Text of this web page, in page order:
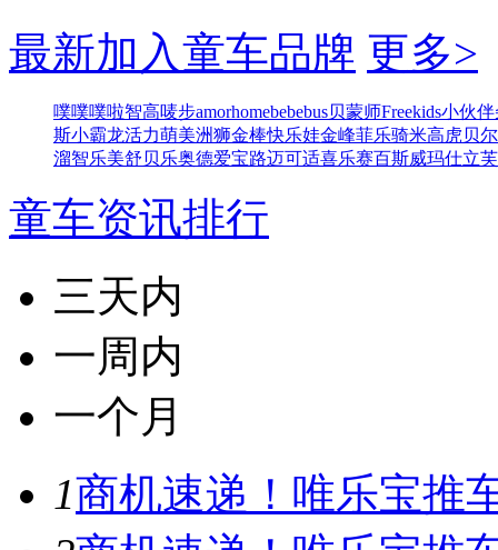
最新加入童车品牌 更多>
噗噗噗啦智高唛步amorhomebebebus贝蒙师Freekids小伙伴
斯小霸龙活力萌美洲狮金棒快乐娃金峰菲乐骑米高虎贝尔
溜智乐美舒贝乐奥德爱宝路迈可适喜乐赛百斯威玛仕立芙
童车资讯排行
三天内
一周内
一个月
1商机速递！唯乐宝推